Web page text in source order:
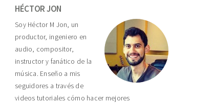
Sidebar
HÉCTOR JON
Soy Héctor M Jon, un
productor, ingeniero en
audio, compositor,
instructor y fanático de la
música. Enseño a mis
seguidores a través de
videos tutoriales cómo hacer mejores